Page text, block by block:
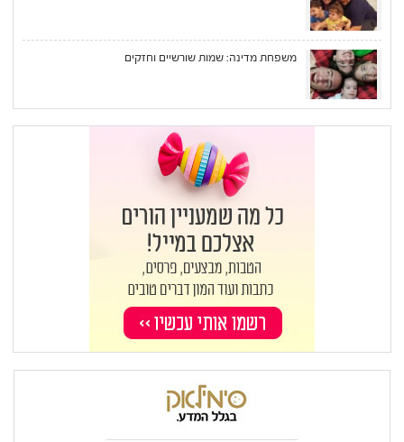
משפחת מדינה: שמות שורשיים וחזקים